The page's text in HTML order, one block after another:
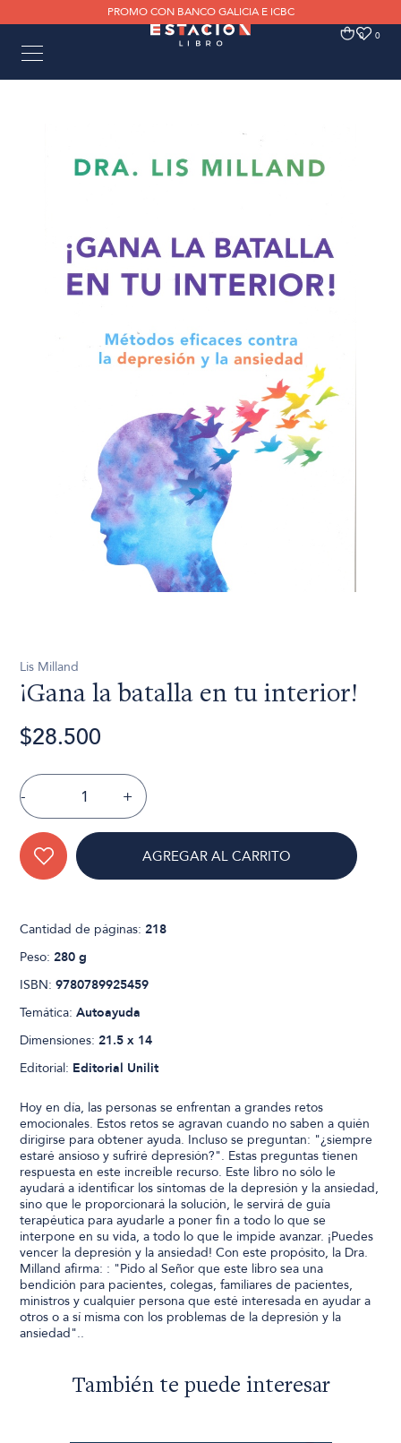
PROMO CON BANCO GALICIA E ICBC
0 0
Lis Milland
¡Gana la batalla en tu interior!
$28.500
- +
AGREGAR AL CARRITO
Cantidad de páginas:218
Peso:280 g
ISBN:9780789925459
Temática:Autoayuda
Dimensiones:21.5 x 14
Editorial: Editorial Unilit
Hoy en día, las personas se enfrentan a grandes retos
emocionales. Estos retos se agravan cuando no saben a quién
dirigirse para obtener ayuda. Incluso se preguntan: "¿siempre
estaré ansioso y sufriré depresión?". Estas preguntas tienen
respuesta en este increíble recurso. Este libro no sólo le
ayudará a identificar los síntomas de la depresión y la ansiedad,
sino que le proporcionará la solución, le servirá de guía
terapéutica para ayudarle a poner fin a todo lo que se
interpone en su vida, a todo lo que le impide avanzar. ¡Puedes
vencer la depresión y la ansiedad! Con este propósito, la Dra.
Milland afirma: : "Pido al Señor que este libro sea una
bendición para pacientes, colegas, familiares de pacientes,
ministros y cualquier persona que esté interesada en ayudar a
otros o a sí misma con los problemas de la depresión y la
ansiedad"..
También te puede interesar